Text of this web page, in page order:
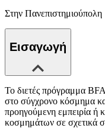
Στην Πανεπιστημιούπολη
Εισαγωγή
Το διετές πρόγραμμα
στο σύγχρονο κόσμημα
προηγούμενη εμπειρία ή
κοσμημάτων σε σχετικά